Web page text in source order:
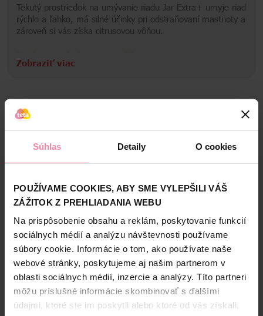
Súhlas Detaily O cookies
POUŽÍVAME COOKIES, ABY SME VYLEPŠILI VÁŠ
ZÁŽITOK Z PREHLIADANIA WEBU
Na prispôsobenie obsahu a reklám, poskytovanie funkcií
sociálnych médií a analýzu návštevnosti používame
súbory cookie. Informácie o tom, ako používate naše
webové stránky, poskytujeme aj našim partnerom v
oblasti sociálnych médií, inzercie a analýzy. Títo partneri
môžu príslušné informácie skombinovať s ďalšími
údajmi, ktoré ste im poskytli alebo ktoré od vás získali,
Tekutý prostriedok na umývanie riadu Jar Extra+ umyje riad
rýchlo a ľahko, má silné účinky pri odstraňovaní mastnoty a
zároveň si vás získa citrusovou vôňou.
Informácie o značke
mastnote, penivý a koncentrovaný, takže Váš riad bude
zakaždým neskutočne čistý. Objavte širokú ponuku vôní
umývacích prostriedkov Jar pre dosiahnutie dokonale
čistého riadu po každom umytí. Bohaté skúsenosti s
umývaním riadu zúročujú aj Jar tablety do umývačky.
Gélové kapsuly kombinujú tekutú a práškovú formu
odolnou mastnotou či zaschnutými zvyškami jedla a váš
riad zanechajú žiarivo čistý.
Informácie o výrobcovi
Zobraziť viac
Zloženie
High-contrast mode
Alternatívne produkty
NAŠA ZNAČKA NAŠA ZNAČKA